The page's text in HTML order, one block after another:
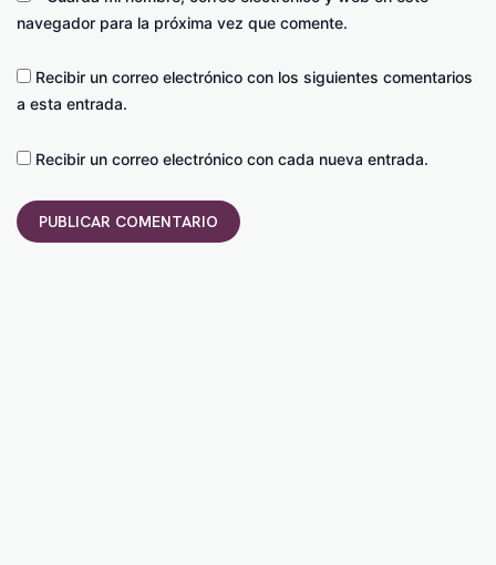
navegador para la próxima vez que comente.
Recibir un correo electrónico con los siguientes comentarios
a esta entrada.
Recibir un correo electrónico con cada nueva entrada.